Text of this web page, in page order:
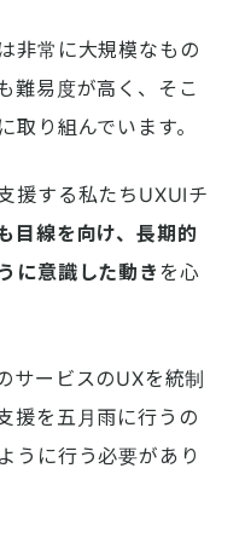
非常に大規模なもの
難易度が高く、そこ
取り組んでいます。
援する私たちUXUIチ
目線を向け、長期的
に意識した動き を心
サービスのUXを統制
援を五月雨に行うの
うに行う必要があり